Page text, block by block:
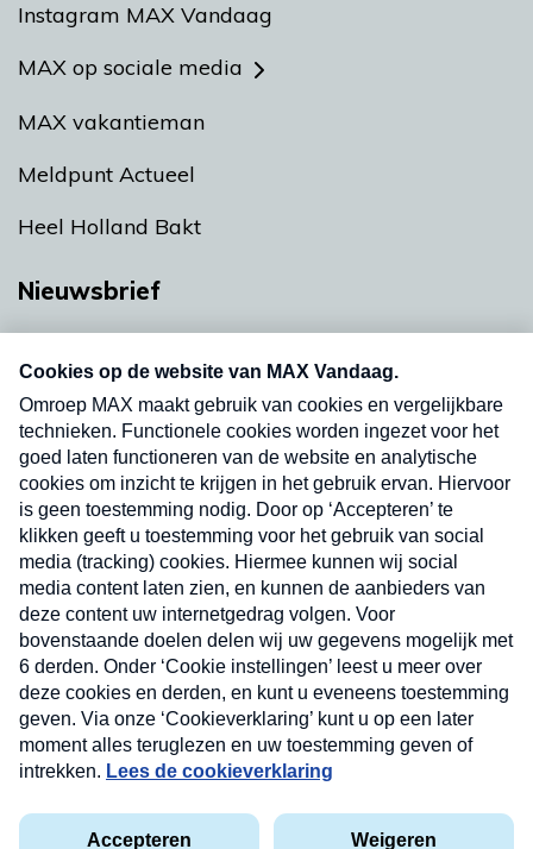
Instagram MAX Vandaag
MAX op sociale media
MAX vakantieman
Meldpunt Actueel
Heel Holland Bakt
Nieuwsbrief
nieuwsbrief. Elke vrijdag- en dinsdagochtend in
uw mailbox.
Verzend
Privacyverklaring
Cookieverklaring
Nieuwsbrief
Neem hier een gratis abonnement op onze
nieuwsbrief. Elke vrijdag- en dinsdagochtend in uw